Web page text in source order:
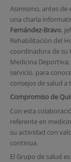
Asimismo, antes de
una charla
Fernández-Bravo,
Rehabilitación del
coordinadora de su
Medicina Deportiva;
servicio, para
consejos de salud
Compromiso de
Con esta
referente en
su actividad con
continua.
El Grupo de salud